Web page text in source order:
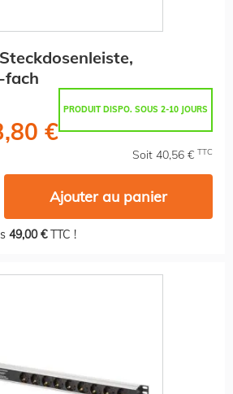
fach
PRODUIT DISPO. SOUS 2-10 JOURS
€
Soit 40,56 € TTC
Ajouter au panier
49,00 €TTC !